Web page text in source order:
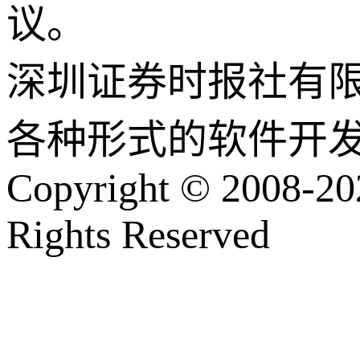
议。
深圳证券时报社有
各种形式的软件开
Copyright © 2008-
Rights Reserved